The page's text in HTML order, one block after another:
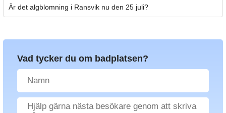
Är det algblomning i Ransvik nu den 25 juli?
Vad tycker du om badplatsen?